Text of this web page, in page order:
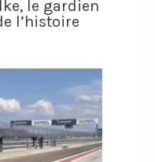
le gardien
l’histoire